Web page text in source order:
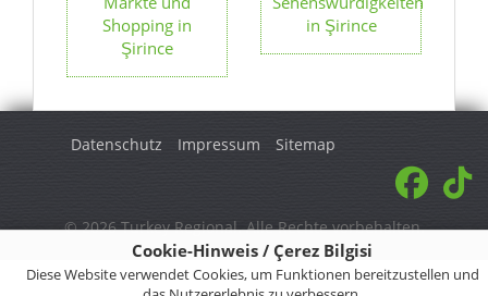
Cookie-Hinweis / Çerez Bilgisi
Diese Website verwendet Cookies, um Funktionen bereitzustellen und
Shopping in
Şirince
in Şirince
Datenschutz Impressum Sitemap
© 2026 Turkey Regional. Alle Rechte vorbehalten.